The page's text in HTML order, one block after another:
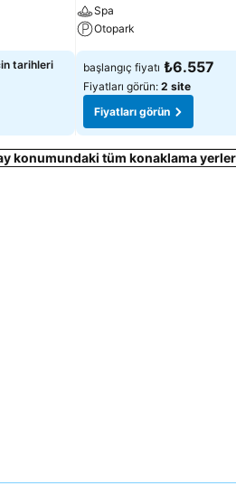
tarihleri
Spa
Otopark
başlangıç fiyatı ₺6.557
Fiyatları görün: 2 site
Fiyatları görün
konumundaki tüm konaklama